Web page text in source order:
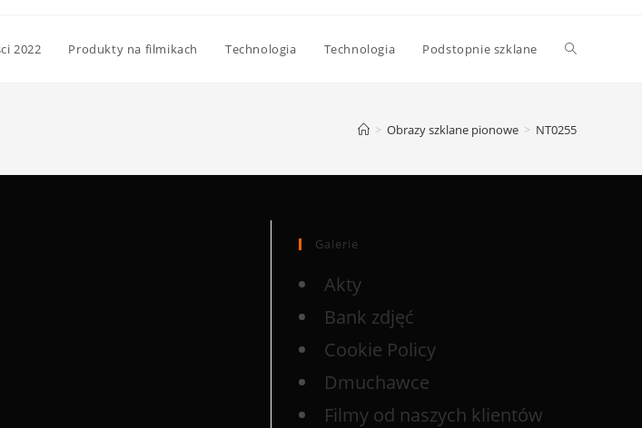
2022 Produkty na filmikach Technologia Technologia Podstopnie szklane
> Obrazy szklane pionowe > NT0255
Galerie
Akty
Bank zdjęć
Cookie Policy
Dmuchawce
Filmy od naszych klientów